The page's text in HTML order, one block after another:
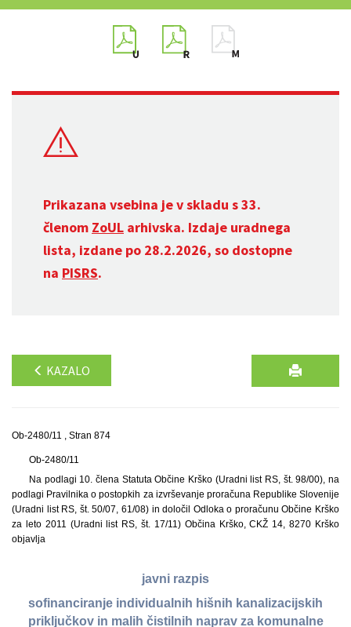
Prikazana vsebina je v skladu s 33.
členom ZoUL arhivska. Izdaje uradnega
lista, izdane po 28.2.2026, so dostopne
na PISRS.
KAZALO
Ob-2480/11 , Stran 874
Ob-2480/11
Na podlagi 10. člena Statuta Občine Krško (Uradni list RS, št. 98/00), na
podlagi Pravilnika o postopkih za izvrševanje proračuna Republike Slovenije
(Uradni list RS, št. 50/07, 61/08) in določil Odloka o proračunu Občine Krško
za leto 2011 (Uradni list RS, št. 17/11) Občina Krško, CKŽ 14, 8270 Krško
objavlja
javni razpis
sofinanciranje individualnih hišnih kanalizacijskih
priključkov in malih čistilnih naprav za komunalne